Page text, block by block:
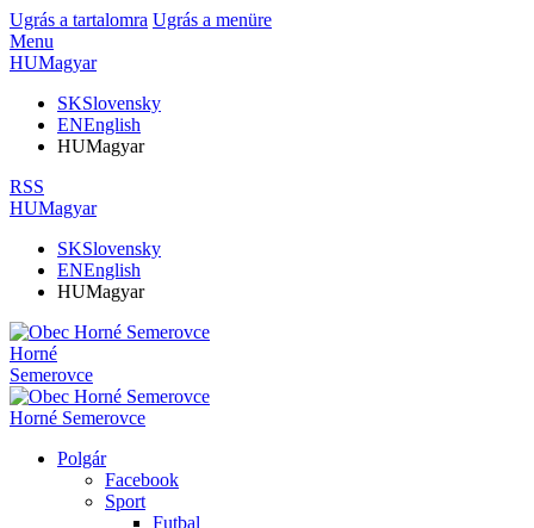
Ugrás a tartalomra Ugrás a menüre
Menu
HUMagyar
SKSlovensky
ENEnglish
HUMagyar
RSS
HUMagyar
SKSlovensky
ENEnglish
HUMagyar
Horné
Semerovce
Horné Semerovce
Polgár
Facebook
Sport
Futbal